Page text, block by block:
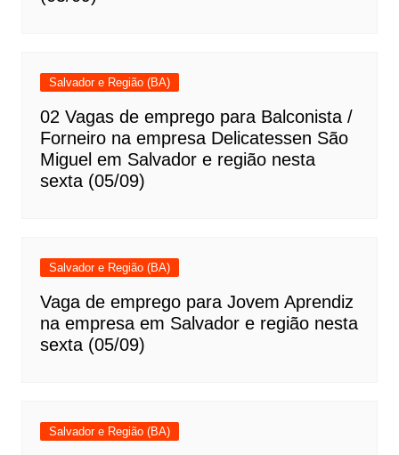
Salvador e Região (BA)
02 Vagas de emprego para Balconista /
Forneiro na empresa Delicatessen São
Miguel em Salvador e região nesta
sexta (05/09)
Salvador e Região (BA)
Vaga de emprego para Jovem Aprendiz
na empresa em Salvador e região nesta
sexta (05/09)
Salvador e Região (BA)